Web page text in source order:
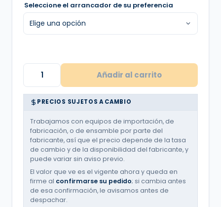
Seleccione el arrancador de su preferencia
Tablero
Arranque
Estrella
Triangulo
de
presión
Tres
bombas
7,5
Hp
220
Vac
Añadir al carrito
PRECIOS SUJETOS A CAMBIO
Trabajamos con equipos de importación, de
fabricación, o de ensamble por parte del
fabricante, así que el precio depende de la tasa
de cambio y de la disponibilidad del fabricante, y
puede variar sin aviso previo.
El valor que ve es el vigente ahora y queda en
firme al confirmarse su pedido; si cambia antes
de esa confirmación, le avisamos antes de
despachar.